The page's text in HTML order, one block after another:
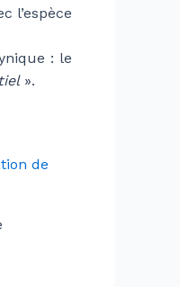
l’espèce
: le
».
de